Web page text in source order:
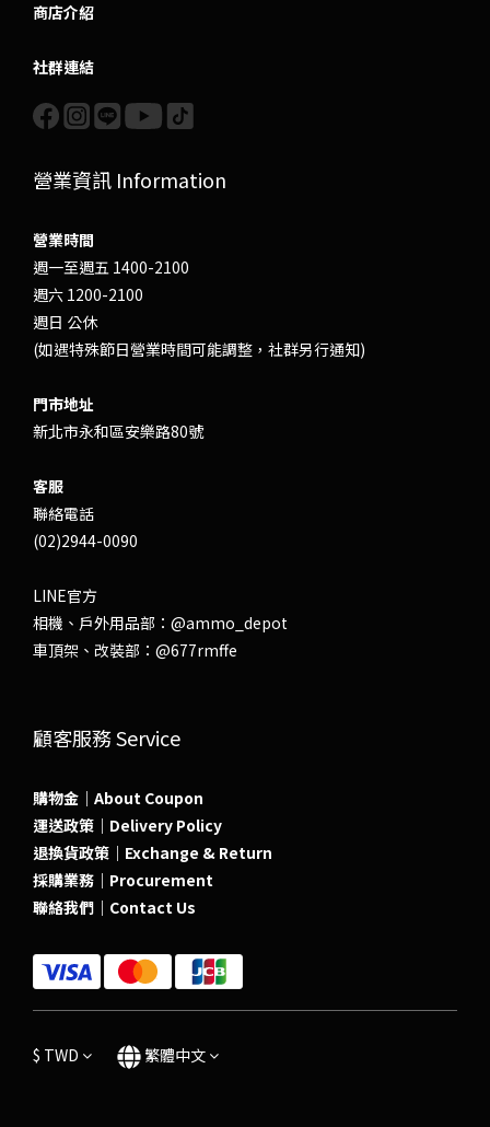
商店介紹
社群連結
營業資訊 Information
營業時間
週一至週五 1400-2100
週六 1200-2100
週日 公休
(如遇特殊節日營業時間可能調整，社群另行通知)
門市地址
新北市永和區安樂路80號
客服
聯絡電話
(02)2944-0090
LINE官方
相機、戶外用品部： @ammo_depot
車頂架、改裝部： @677rmffe
顧客服務 Service
購物金｜About Coupon
運送政策｜Delivery Policy
退換貨政策｜Exchange & Return
採購業務｜Procurement
聯絡我們｜Contact Us
$ TWD 繁體中文